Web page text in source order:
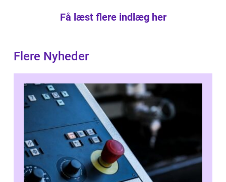
Få læst flere indlæg her
Flere Nyheder